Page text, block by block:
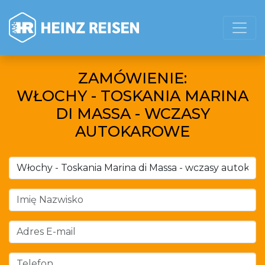
ZAMÓWIENIE:
WŁOCHY - TOSKANIA MARINA
DI MASSA - WCZASY
AUTOKAROWE